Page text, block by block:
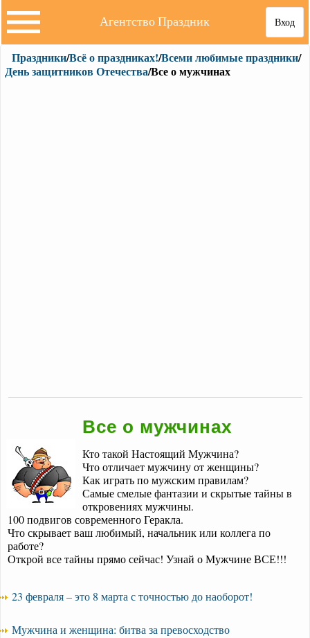
Вход
Агентство Праздник
Праздники/Всё о праздниках!/Всеми любимые праздники/
День защитников Отечества/Все о мужчинах
Все о мужчинах
Кто такой Настоящий Мужчина?
Что отличает мужчину от женщины?
Как играть по мужским правилам?
Самые смелые фантазии и скрытые тайны в
откровениях мужчины.
100 подвигов современного Геракла.
Что скрывает ваш любимый, начальник или коллега по
работе?
Открой все тайны прямо сейчас! Узнай о Мужчине ВСЕ!!!
23 февраля – это 8 марта с точностью до наоборот!
Мужчина и женщина: битва за превосходство